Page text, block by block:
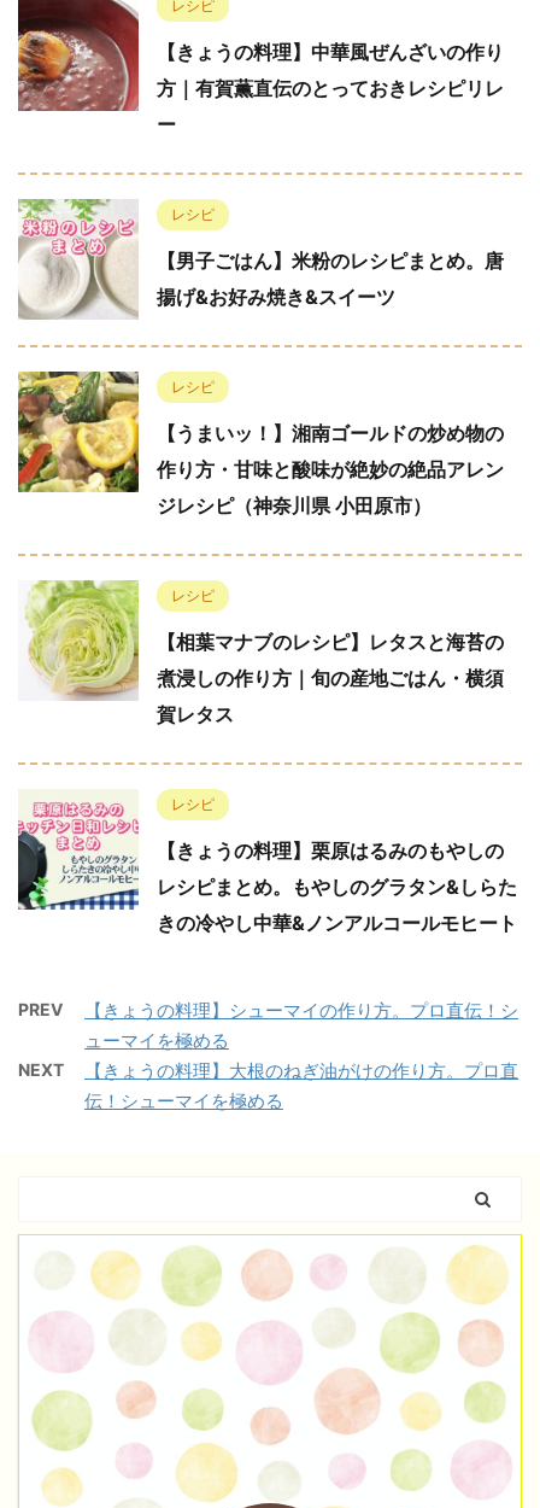
レシピ
【きょうの料理】中華風ぜんざいの作り
方｜有賀薫直伝のとっておきレシピリレ
ー
レシピ
【男子ごはん】米粉のレシピまとめ。唐
揚げ&お好み焼き&スイーツ
レシピ
【うまいッ！】湘南ゴールドの炒め物の
作り方・甘味と酸味が絶妙の絶品アレン
ジレシピ（神奈川県 小田原市）
レシピ
【相葉マナブのレシピ】レタスと海苔の
煮浸しの作り方｜旬の産地ごはん・横須
賀レタス
レシピ
【きょうの料理】栗原はるみのもやしの
レシピまとめ。もやしのグラタン&しらた
きの冷やし中華&ノンアルコールモヒート
PREV
【きょうの料理】シューマイの作り方。プロ直伝！シ
ューマイを極める
NEXT
【きょうの料理】大根のねぎ油がけの作り方。プロ直
伝！シューマイを極める